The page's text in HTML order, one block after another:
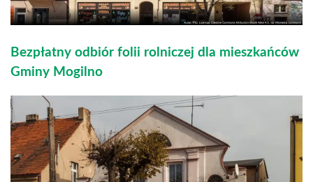
Bezpłatny odbiór folii rolniczej dla mieszkańców
Gminy Mogilno